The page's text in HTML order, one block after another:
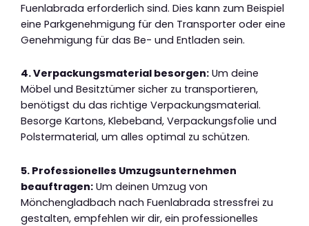
Fuenlabrada erforderlich sind. Dies kann zum Beispiel
eine Parkgenehmigung für den Transporter oder eine
Genehmigung für das Be- und Entladen sein.
4. Verpackungsmaterial besorgen: Um deine
Möbel und Besitztümer sicher zu transportieren,
benötigst du das richtige Verpackungsmaterial.
Besorge Kartons, Klebeband, Verpackungsfolie und
Polstermaterial, um alles optimal zu schützen.
5. Professionelles Umzugsunternehmen
beauftragen: Um deinen Umzug von
Mönchengladbach nach Fuenlabrada stressfrei zu
gestalten, empfehlen wir dir, ein professionelles